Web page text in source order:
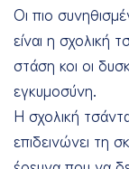
Οι πιο
είναι η σχολική
στάση κοι οι
εγκυμοσύνη.
Η σχολική
επιδεινώνει τη